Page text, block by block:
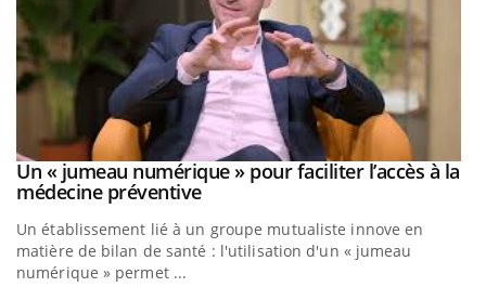
Youtube
Un « jumeau numérique » pour faciliter l’accès à la
médecine préventiveYoutube
Un établissement lié à un groupe mutualiste innove en
matière de bilan de santé : l'utilisation d'un « jumeau
numérique » permet ...